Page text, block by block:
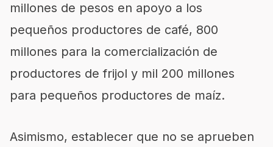
millones de pesos en apoyo a los
pequeños productores de café, 800
millones para la comercialización de
productores de frijol y mil 200 millones
para pequeños productores de maíz.
Asimismo, establecer que no se aprueben